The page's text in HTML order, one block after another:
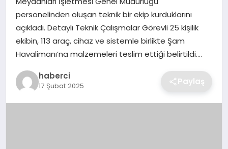
SPOR
TEKNOLOJI
YAŞAM
personelinden oluşan teknik bir ekip kurduklarını
açıkladı. Detaylı Teknik Çalışmalar Görevli 25 kişilik
ekibin, 113 araç, cihaz ve sistemle birlikte Şam
Havalimanı’na malzemeleri teslim ettiği belirtildi….
haberci
17 Şubat 2025 Paylaş